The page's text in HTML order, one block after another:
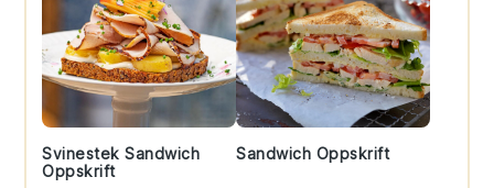
Svinestek Sandwich
Oppskrift
Sandwich Oppskrift